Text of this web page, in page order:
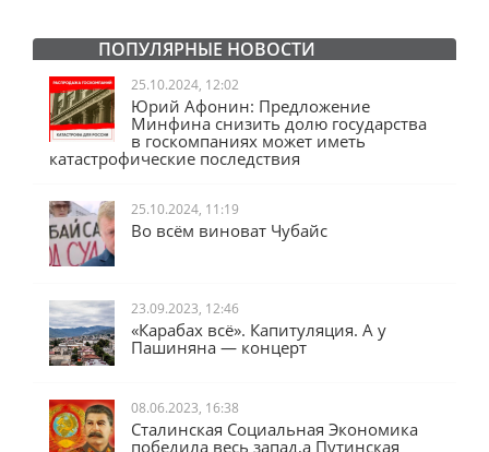
ПОПУЛЯРНЫЕ НОВОСТИ
25.10.2024, 12:02
Юрий Афонин: Предложение
Минфина снизить долю государства
в госкомпаниях может иметь
катастрофические последствия
25.10.2024, 11:19
Во всём виноват Чубайс
23.09.2023, 12:46
«Карабах всё». Капитуляция. А у
Пашиняна — концерт
08.06.2023, 16:38
Сталинская Социальная Экономика
победила весь запад,а Путинская